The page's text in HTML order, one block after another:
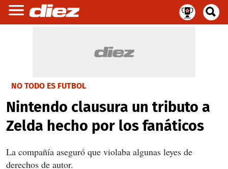
NO TODO ES FUTBOL
Nintendo clausura un tributo a
Zelda hecho por los fanáticos
La compañía aseguró que violaba algunas leyes de
derechos de autor.